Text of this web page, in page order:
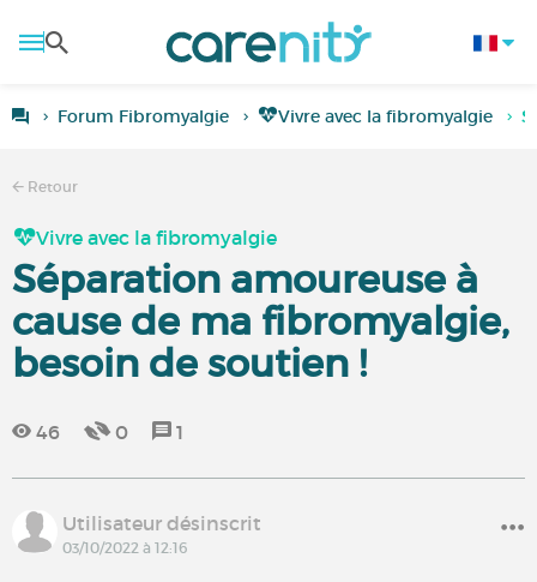
Forum Fibromyalgie Vivre avec la fibromyalgie
Retour
Vivre avec la fibromyalgie
Séparation amoureuse à
cause de ma fibromyalgie,
besoin de soutien !
46 0 1
Utilisateur désinscrit
03/10/2022 à 12:16